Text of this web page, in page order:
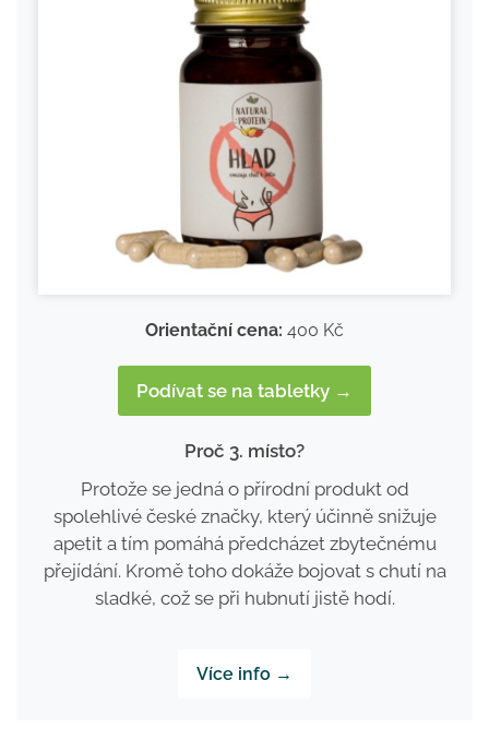
Orientační cena: 400 Kč
Podívat se na tabletky →
Proč 3. místo?
Protože se jedná o přírodní produkt od
spolehlivé české značky, který účinně snižuje
apetit a tím pomáhá předcházet zbytečnému
přejídání. Kromě toho dokáže bojovat s chutí na
sladké, což se při hubnutí jistě hodí.
Více info →